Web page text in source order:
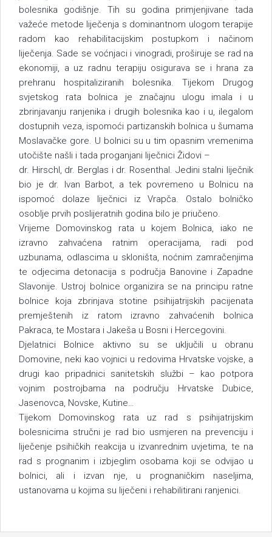
bolesnika godišnje. Tih su godina primjenjivane tada
važeće metode liječenja s dominantnom ulogom terapije
radom kao rehabilitacijskim postupkom i načinom
liječenja. Sade se voćnjaci i vinogradi, proširuje se rad na
ekonomiji, a uz radnu terapiju osigurava se i hrana za
prehranu hospitaliziranih bolesnika. Tijekom Drugog
svjetskog rata bolnica je značajnu ulogu imala i u
zbrinjavanju ranjenika i drugih bolesnika kao i u, ilegalom
dostupnih veza, ispomoći partizanskih bolnica u šumama
Moslavačke gore. U bolnici su u tim opasnim vremenima
utočište našli i tada proganjani liječnici Židovi –
dr. Hirschl, dr. Berglas i dr. Rosenthal. Jedini stalni liječnik
bio je dr. Ivan Barbot, a tek povremeno u Bolnicu na
ispomoć dolaze liječnici iz Vrapča. Ostalo bolničko
osoblje prvih poslijeratnih godina bilo je priučeno.
Vrijeme Domovinskog rata u kojem Bolnica, iako ne
izravno zahvaćena ratnim operacijama, radi pod
uzbunama, odlascima u skloništa, noćnim zamračenjima
te odjecima detonacija s područja Banovine i Zapadne
Slavonije. Ustroj bolnice organizira se na principu ratne
bolnice koja zbrinjava stotine psihijatrijskih pacijenata
premještenih iz ratom izravno zahvaćenih bolnica
Pakraca, te Mostara i Jakeša u Bosni i Hercegovini.
Djelatnici Bolnice aktivno su se uključili u obranu
Domovine, neki kao vojnici u redovima Hrvatske vojske, a
drugi kao pripadnici sanitetskih službi – kao potpora
vojnim postrojbama na području Hrvatske Dubice,
Jasenovca, Novske, Kutine…
Tijekom Domovinskog rata uz rad s psihijatrijskim
bolesnicima stručni je rad bio usmjeren na prevenciju i
liječenje psihičkih reakcija u izvanrednim uvjetima, te na
rad s prognanim i izbjeglim osobama koji se odvijao u
bolnici, ali i izvan nje, u prognaničkim naseljima,
ustanovama u kojima su liječeni i rehabilitirani ranjenici.